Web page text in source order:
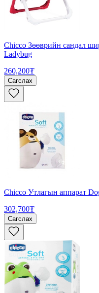
Chicco Зөөврийн сандал
Ladybug
260,200₮
Сагслах
Chicco Утлагын аппарат
302,700₮
Сагслах